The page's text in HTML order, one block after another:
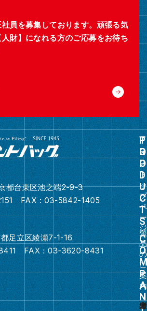
員を募集しております。頑張る気
財】になれる方のご応募をお待ち
都台東区池之端2-9-3
FAX：03-5842-1405
足立区綾瀬7-1-16
FAX：03-3620-8431
ト
ッ
プ
ペ
ー
ジ
グ
ル
ー
プ
リ
ン
ク
グ
ル
ー
プ
リ
ン
製
品
の
ご
案
内
オ
白
ス
カ
オ
タ
そ
綴